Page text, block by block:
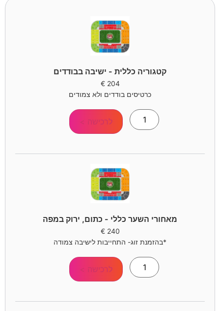
קטגוריה כללית - ישיבה בבודדים
204
€
כרטיסים בודדים ולא צמודים
לרכישה >
מאחורי השער כללי - כתום, ירוק במפה
240
€
*בהזמנת זוג- התחייבות לישיבה צמודה
לרכישה >